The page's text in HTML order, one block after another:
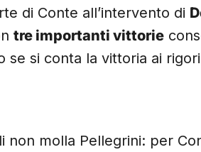
di Conte all’intervento di
tre importanti vittorie
se si conta la vittoria ai
non molla Pellegrini: per